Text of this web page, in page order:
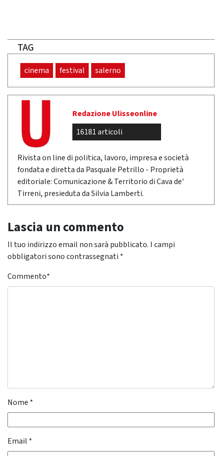
TAG
cinema festival salerno
Redazione Ulisseonline
16181 articoli
Rivista on line di politica, lavoro, impresa e società
fondata e diretta da Pasquale Petrillo - Proprietà
editoriale: Comunicazione & Territorio di Cava de'
Tirreni, presieduta da Silvia Lamberti.
Lascia un commento
Il tuo indirizzo email non sarà pubblicato. I campi
obbligatori sono contrassegnati *
Commento*
Nome *
Email *